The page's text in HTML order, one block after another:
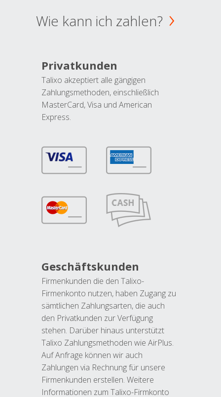
Wie kann ich zahlen?
Privatkunden
Talixo akzeptiert alle gängigen
Zahlungsmethoden, einschließlich
MasterCard, Visa und American
Express.
Geschäftskunden
Firmenkunden die den Talixo-
Firmenkonto nutzen, haben Zugang zu
sämtlichen Zahlungsarten, die auch
den Privatkunden zur Verfügung
stehen. Darüber hinaus unterstützt
Talixo Zahlungsmethoden wie AirPlus.
Auf Anfrage können wir auch
Zahlungen via Rechnung für unsere
Firmenkunden erstellen. Weitere
Informationen zum Talixo-Firmkonto